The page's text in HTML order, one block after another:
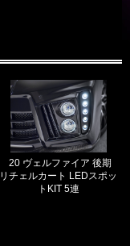
20 ヴェルファイア 後期
リチェルカート LEDスポッ
トKIT 5連